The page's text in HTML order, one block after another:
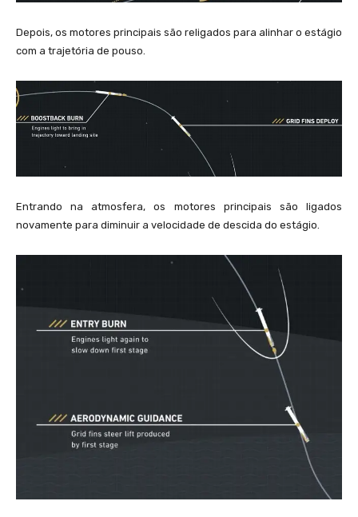
Depois, os motores principais são religados para alinhar o estágio
com a trajetória de pouso.
Entrando na atmosfera, os motores principais são ligados
novamente para diminuir a velocidade de descida do estágio.